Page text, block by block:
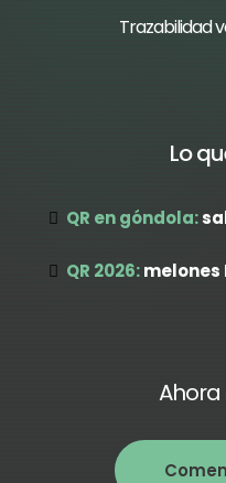
Trazabilidad
Lo
QR en góndola:
QR 2026:
Ahora